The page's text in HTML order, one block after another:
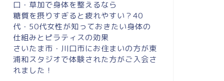
口・草加で身体を整えるなら
糖質を摂りすぎると疲れやすい？40
代・50代女性が知っておきたい身体の
仕組みとピラティスの効果
さいたま市・川口市にお住まいの方が東
浦和スタジオで体験された方がご入会さ
れました！